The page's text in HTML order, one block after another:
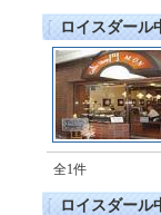
ロイスダール
全1件
ロイスダール